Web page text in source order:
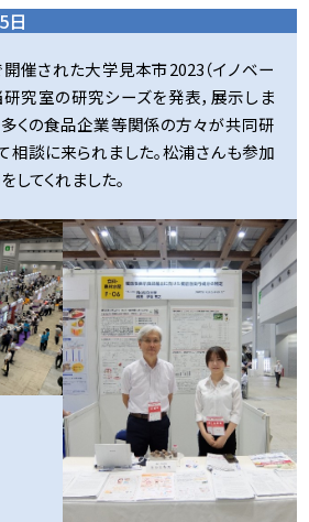
日
催された大学見本市2023（イノベー
研究室の研究シーズを発表，展示しま
多くの食品企業等関係の方々が共同研
相談に来られました。松浦さんも参加
してくれました。